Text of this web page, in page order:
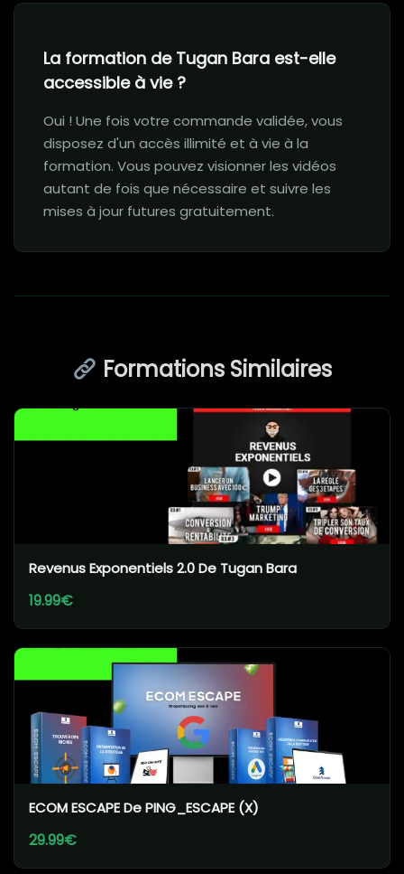
La formation de Tugan Bara est-elle
accessible à vie ?
Oui ! Une fois votre commande validée, vous
disposez d'un accès illimité et à vie à la
formation. Vous pouvez visionner les vidéos
autant de fois que nécessaire et suivre les
mises à jour futures gratuitement.
Formations Similaires
Revenus Exponentiels 2.0 De Tugan Bara
19.99€
ECOM ESCAPE De PING_ESCAPE (X)
29.99€